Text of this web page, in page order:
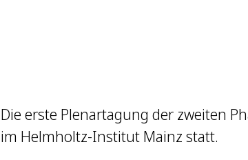
Die erste Plenartagung der zweiten
im Helmholtz-Institut Mainz statt.